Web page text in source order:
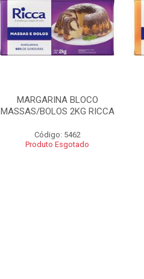
MARGARINA BLOCO
MASSAS/BOLOS 2KG RICCA
Código: 5462
Produto Esgotado